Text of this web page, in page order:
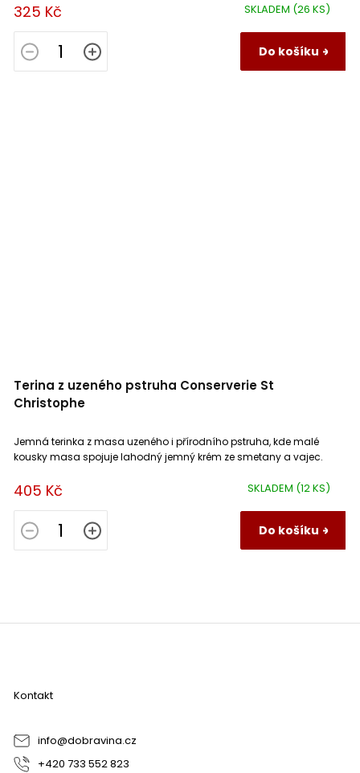
SKLADEM (26 KS)
325 Kč
Do košíku
Terina z uzeného pstruha Conserverie St
Christophe
SKLADEM (12 KS)
405 Kč
Do košíku
Jemná terinka z masa uzeného i přírodního pstruha, kde malé
kousky masa spojuje lahodný jemný krém ze smetany a vajec.
Z
Kontakt
info@dobravina.cz
+420 733 552 823